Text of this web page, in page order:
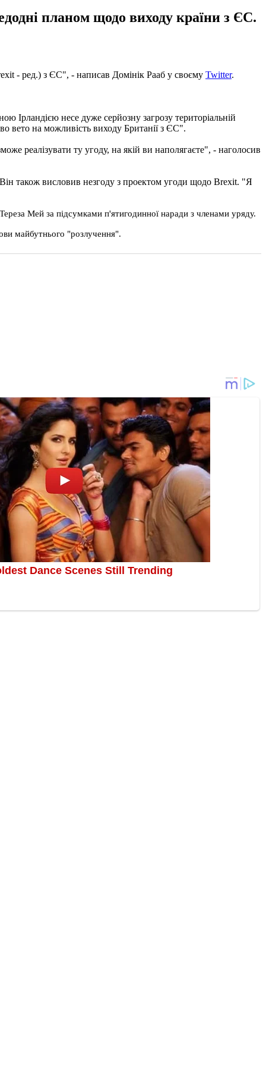
планом щодо виходу країни з ЄС.
- ред.) з ЄС", - написав Домінік Рааб у своєму Twitter.
несе дуже серйозну загрозу територіальній
вето на можливість виходу Британії з ЄС".
реалізувати ту угоду, на якій ви наполягаєте", - наголосив
також висловив незгоду з проектом угоди щодо Brexit. "Я
​​Мей за підсумками п'ятигодинної наради з членами уряду.
майбутнього "розлучення".